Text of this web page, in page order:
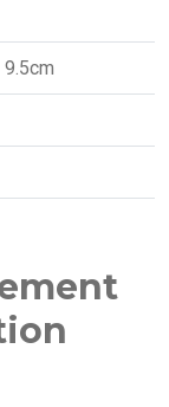
9.5cm